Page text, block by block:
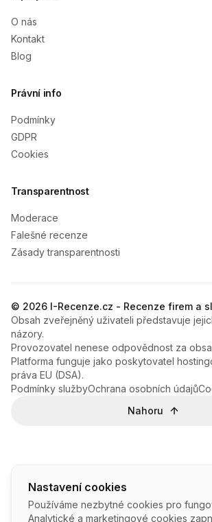
Nastavení cookies
Používáme nezbytné cookies pro
Analytické a marketingové cookies
O nás
Kontakt
Blog
Právní info
Podmínky
GDPR
Cookies
Transparentnost
Moderace
Falešné recenze
Zásady transparentnosti
© 2026 I-Recenze.cz - Recenze firem a
Obsah zveřejněný uživateli představuje
názory.
Provozovatel nenese odpovědnost za
Platforma funguje jako poskytovatel
práva EU (DSA).
Podmínky službyOchrana osobních údajů
Nahoru